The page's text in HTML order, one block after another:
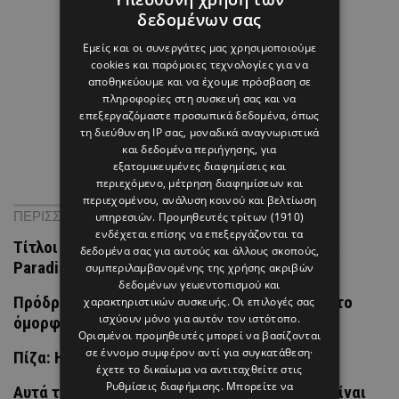
ΠΕΡΙΣΣΟΤΕΡΑ ΝΕΑ
Τίτλοι τέλους έπεσαν στη σχέση της Vanessa
Paradis και του Samuel Benchetrit
Πρόδρομος: Ένας διαφορετικός Αύγουστος στο
όμορφο χωριό της Κύπρου
Πίζα: Η άλλη πλευρά της Τοσκάνης
Αυτά τα 2 items της Βάλιας Χατζηθεοδώρου είναι
δεδομένων σας
Εμείς και οι συνεργάτες μας χρησιμοποιούμε
cookies και παρόμοιες τεχνολογίες για να
αποθηκεύουμε και να έχουμε πρόσβαση σε
πληροφορίες στη συσκευή σας και να
επεξεργαζόμαστε προσωπικά δεδομένα, όπως
τη διεύθυνση IP σας, μοναδικά αναγνωριστικά
και δεδομένα περιήγησης, για
εξατομικευμένες διαφημίσεις και
περιεχόμενο, μέτρηση διαφημίσεων και
περιεχομένου, ανάλυση κοινού και βελτίωση
υπηρεσιών. Προμηθευτές τρίτων (1910)
ενδέχεται επίσης να επεξεργάζονται τα
δεδομένα σας για αυτούς και άλλους σκοπούς,
συμπεριλαμβανομένης της χρήσης ακριβών
δεδομένων γεωεντοπισμού και
χαρακτηριστικών συσκευής. Οι επιλογές σας
ισχύουν μόνο για αυτόν τον ιστότοπο.
Ορισμένοι προμηθευτές μπορεί να βασίζονται
σε έννομο συμφέρον αντί για συγκατάθεση·
έχετε το δικαίωμα να αντιταχθείτε στις
Ρυθμίσεις διαφήμισης. Μπορείτε να